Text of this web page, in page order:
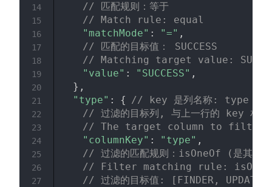
// 匹配规则：等于
// Match rule: equal
"matchMode" : "=" ,
// 匹配的目标值： SUCCESS
// Matching target value:
"value" : "SUCCESS" ,
} ,
"type" : { // key 是列名称: type
// 过滤的目标列, 与上一行的 key 相同
// The target column to filter,
"columnKey" : "type" ,
// 过滤的匹配规则：isOneOf (是其中
// Filter matching rule:
// 过滤的目标值: [FINDER, UPDATE]
14
15
16
17
18
19
20
21
22
23
24
25
26
27